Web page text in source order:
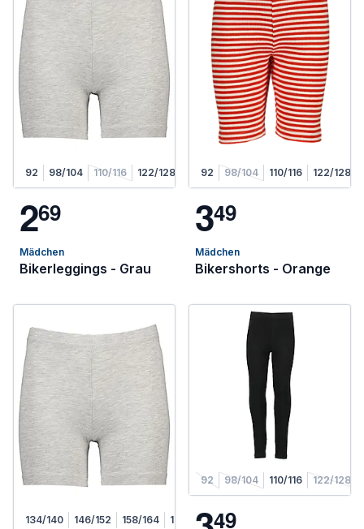
92 98/104 110/116 122/128
269
Mädchen
Bikerleggings - Grau
92 98/104 110/116 122/128
349
Mädchen
Bikershorts - Orange
134/140 146/152 158/164 170/176
92 98/104 110/116 122/128
49